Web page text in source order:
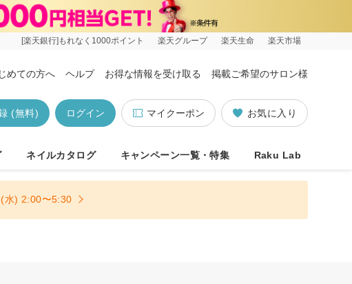
[楽天銀行]もれなく1000ポイント 楽天グループ 楽天生命 楽天市場
めての方へ ヘルプ お得な情報を受け取る 掲載ご希望のサロン様
お気に入り
マイクーポン
ログイン
(無料)
ネイルカタログ キャンペーン一覧・特集 Raku Lab
水) 2:00〜5:30